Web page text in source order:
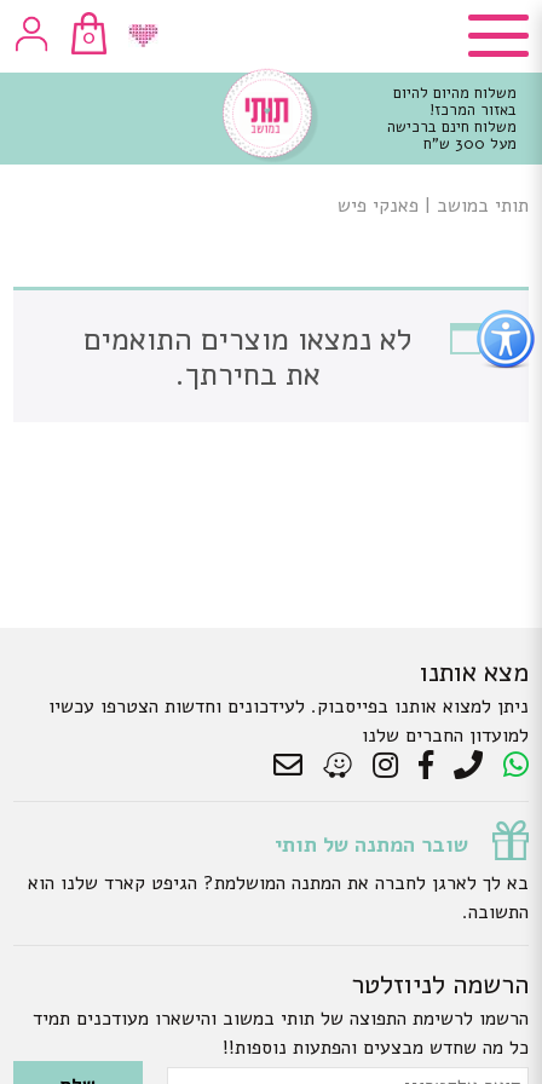
כפתור
לפתיחת
תפריט
נגישות
0
משלוח מהיום להיום
באזור המרכז!
משלוח חינם ברכישה
מעל 300 ש"ח
מרכזי
תותי במושב | פאנקי פיש
לא נמצאו מוצרים התואמים
את בחירתך.
מצא אותנו
ניתן למצוא אותנו בפייסבוק. לעידכונים וחדשות הצטרפו עכשיו
למועדון החברים שלנו
שובר המתנה של תותי
בא לך לארגן לחברה את המתנה המושלמת? הגיפט קארד שלנו הוא
התשובה.
הרשמה לניוזלטר
הרשמו לרשימת התפוצה של תותי במשוב והישארו מעודכנים תמיד
כל מה שחדש מבצעים והפתעות נוספות!!